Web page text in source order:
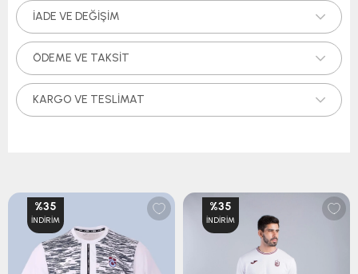
İADE VE DEĞIŞIM
ÖDEME VE TAKSIT
KARGO VE TESLIMAT
%35
İNDIRIM
%35
İNDIRIM